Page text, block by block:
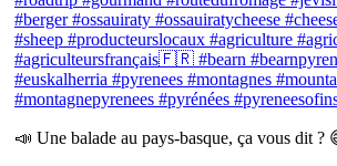
📣 Une balade au pays-basque, ça vous dit ?